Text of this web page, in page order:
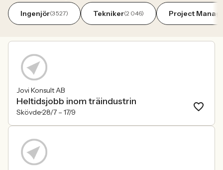
Ingenjör(3 527) Tekniker(2 046) Project
Jovi Konsult AB
Heltidsjobb inom träindustrin
Skövde28/7 – 17/9